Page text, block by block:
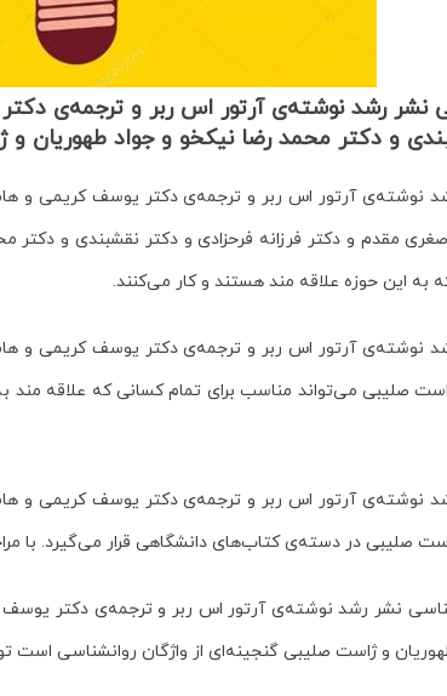
رشد نوشته‌ی آرتور اس ربر و ترجمه‌ی
و دکتر محمد رضا نیکخو و جواد
آرتور اس ربر و ترجمه‌ی دکتر یوسف کریمی و
مقدم و دکتر فرزانه فرحزادی و دکتر نقشبندی و
این حوزه علاقه مند هستند و کار می‌کنند.
آرتور اس ربر و ترجمه‌ی دکتر یوسف کریمی و
صلیبی می‌تواند مناسب برای تمام کسانی که علاقه
آرتور اس ربر و ترجمه‌ی دکتر یوسف کریمی و
صلیبی در دسته‌ی کتاب‌های دانشگاهی قرار می‌گیرد. با
نشر رشد نوشته‌ی آرتور اس ربر و ترجمه‌ی دکتر یوسف
و ژاست صلیبی گنجینه‌ای از واژگان روانشناسی